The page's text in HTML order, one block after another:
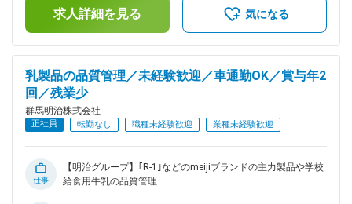
求人詳細を見る 気になる
乳製品の品質管理／未経験歓迎／車通勤OK／賞与年2
回／残業少
群馬明治株式会社
正社員 転勤なし 職種未経験歓迎 業種未経験歓迎
仕事
【明治グループ】｢R-1｣などのmeijiブランドの主力製品や学校
給食用牛乳の品質管理